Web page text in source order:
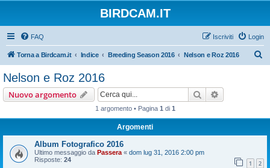
BIRDCAM.IT
FAQ Login
Iscriviti
Torna a Birdcam.it Indice Breeding Season 2016 Nelson e Roz 2016
Nelson e Roz 2016
Nuovo argomento Cerca
1 argomento • Pagina 1 di 1
Argomenti
Album Fotografico 2016
Ultimo messaggio da Passera « dom lug 31, 2016 2:00 pm
Risposte: 24 1 2